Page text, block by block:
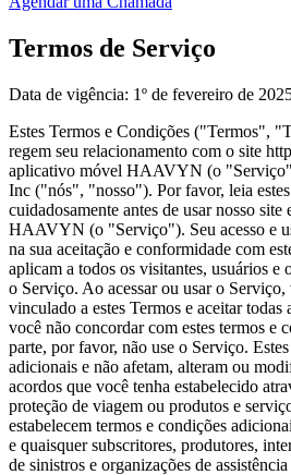
Termos de Serviço
Data de vigência: 1º de fevereiro de
Estes Termos e Condições ("Termos",
regem seu relacionamento com o site
aplicativo móvel HAAVYN (o
Inc ("nós", "nosso"). Por favor, leia
cuidadosamente antes de usar nosso
HAAVYN (o "Serviço"). Seu acesso e
na sua aceitação e conformidade com
aplicam a todos os visitantes, usuários e
o Serviço. Ao acessar ou usar o
vinculado a estes Termos e aceitar todas
você não concordar com estes termos e
parte, por favor, não use o Serviço.
adicionais e não afetam, alteram ou
acordos que você tenha estabelecido
proteção de viagem ou produtos e
estabelecem termos e condições
e quaisquer subscritores, produtores,
de sinistros e organizações de